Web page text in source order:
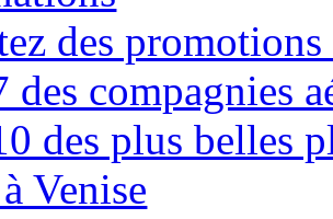
des
des compagnies
des plus belles
Venise